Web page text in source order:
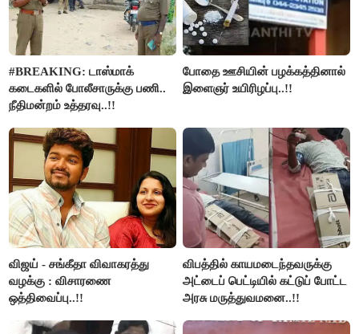
#BREAKING: டாஸ்மாக்
கடைகளில் போலீசாருக்கு பணி..
நீதிமன்றம் உத்தரவு..!!
போதை ஊசியின் பழக்கத்தினால்
இளைஞர் உயிரிழப்பு..!!
விஜய் - சங்கீதா விவாகரத்து
வழக்கு : விசாரணை
ஒத்திவைப்பு..!!
விபத்தில் காயமடைந்தவருக்கு
அட்டைப் பெட்டியில் கட்டுப் போட்ட
அரசு மருத்துவமனை..!!